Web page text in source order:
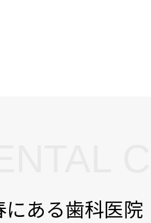
ある歯科医院